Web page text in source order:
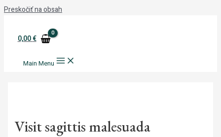
Preskočiť na obsah
0,00€
Main Menu
Visit sagittis malesuada